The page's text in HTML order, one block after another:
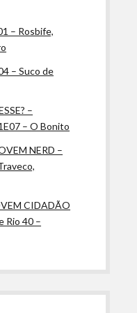
– Rosbife,
– Suco de
–
– O Bonito
NERD –
CIDADÃO
Rio 40 –